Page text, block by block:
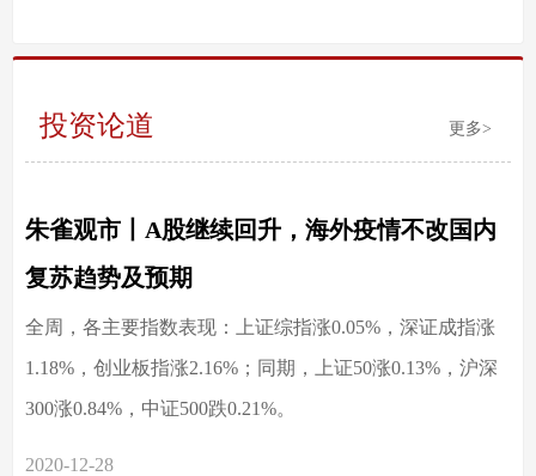
投资论道 更多>
朱雀观市丨A股继续回升，海外疫情不改国内
复苏趋势及预期
全周，各主要指数表现：上证综指涨0.05%，深证成指涨
1.18%，创业板指涨2.16%；同期，上证50涨0.13%，沪深
300涨0.84%，中证500跌0.21%。
2020-12-28